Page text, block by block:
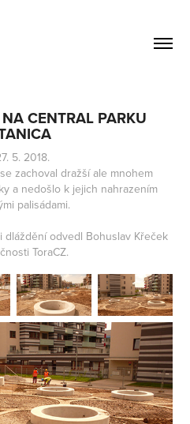
CENTRAL PARKU
5. 2018.
zachoval dražší ale mnohem
a nedošlo k jejich nahrazením
palisádami.
odvedl Bohuslav Křeček
ToraCZ.